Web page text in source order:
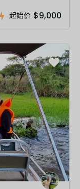
起始价 $9,000